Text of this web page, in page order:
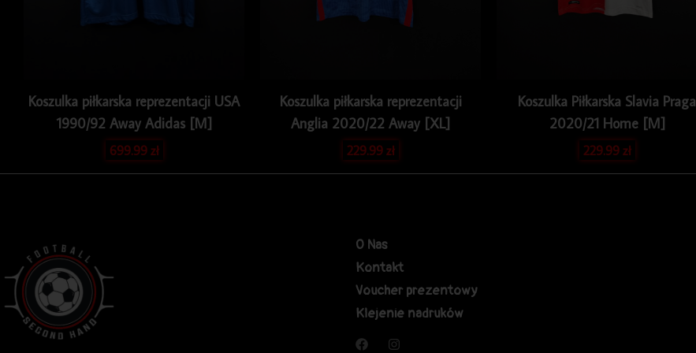
Koszulka piłkarska reprezentacji USA
1990/92 Away Adidas [M]
699.99zł
Koszulka piłkarska reprezentacji
Anglia 2020/22 Away [XL]
229.99zł
Koszulka Piłkarska Slavia Praga
2020/21 Home [M]
229.99zł
O Nas
Kontakt
Voucher prezentowy
Klejenie nadruków